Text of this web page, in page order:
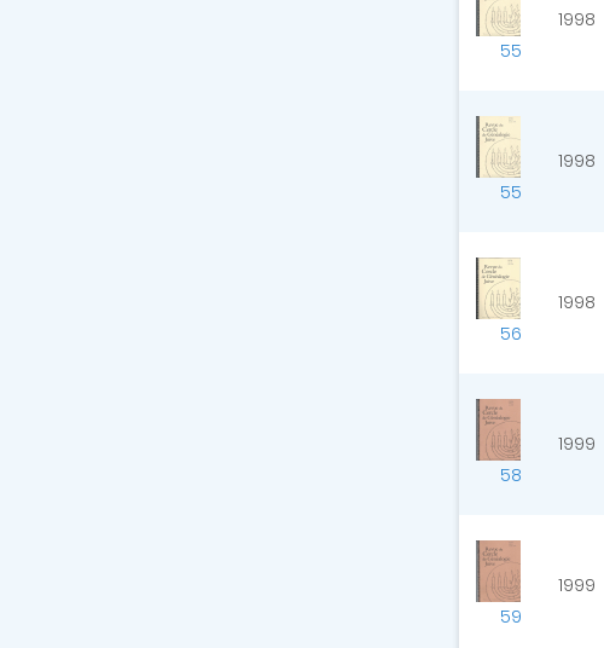
55
1998
55
1998
56
1998
58
1999
59
1999